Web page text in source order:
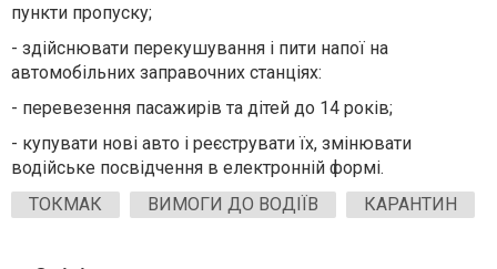
пункти пропуску;
- здійснювати перекушування і пити напої на
автомобільних заправочних станціях:
- перевезення пасажирів та дітей до 14 років;
- купувати нові авто і реєструвати їх, змінювати
водійське посвідчення в електронній формі.
ТОКМАК
ВИМОГИ ДО ВОДІЇВ КАРАНТИН